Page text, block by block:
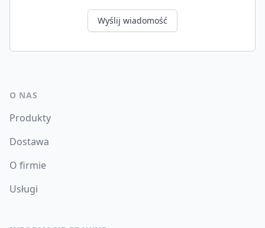
Wyślij wiadomość
O NAS
Produkty
Dostawa
O firmie
Usługi